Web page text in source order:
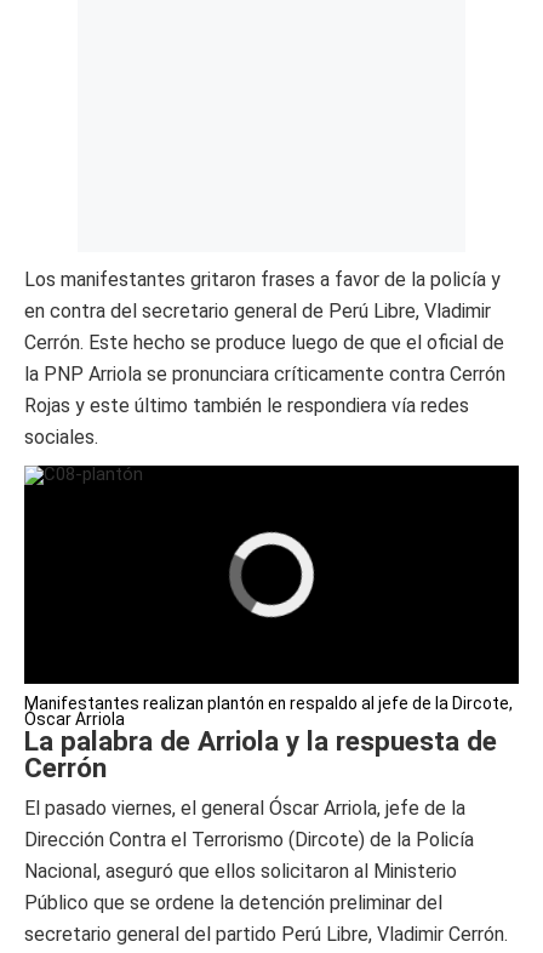
Los manifestantes gritaron frases a favor de la policía y
en contra del secretario general de Perú Libre, Vladimir
Cerrón. Este hecho se produce luego de que el oficial de
la PNP Arriola se pronunciara críticamente contra Cerrón
Rojas y este último también le respondiera vía redes
sociales.
Manifestantes realizan plantón en respaldo al jefe de la Dircote,
Óscar Arriola
La palabra de Arriola y la respuesta de
Cerrón
El pasado viernes, el general Óscar Arriola, jefe de la
Dirección Contra el Terrorismo (Dircote) de la Policía
Nacional, aseguró que ellos solicitaron al Ministerio
Público que se ordene la detención preliminar del
secretario general del partido Perú Libre, Vladimir Cerrón.